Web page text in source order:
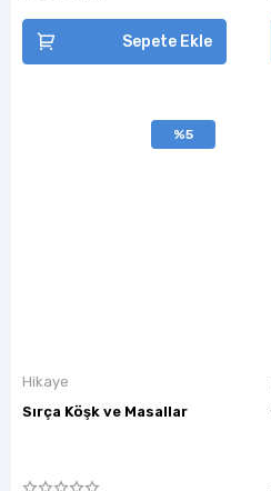
Sepete Ekle
%5
Hikaye
Sırça Köşk ve Masallar